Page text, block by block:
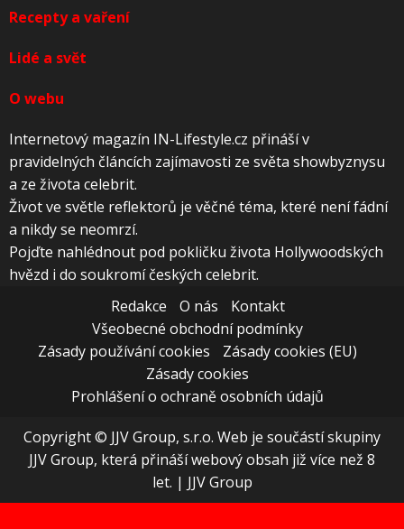
Recepty a vaření
Lidé a svět
O webu
Internetový magazín IN-Lifestyle.cz přináší v
pravidelných článcích zajímavosti ze světa showbyznysu
a ze života celebrit.
Život ve světle reflektorů je věčné téma, které není fádní
a nikdy se neomrzí.
Pojďte nahlédnout pod pokličku života Hollywoodských
hvězd i do soukromí českých celebrit.
Redakce
O nás
Kontakt
Všeobecné obchodní podmínky
Zásady používání cookies
Zásady cookies (EU)
Zásady cookies
Prohlášení o ochraně osobních údajů
Copyright © JJV Group, s.r.o. Web je součástí skupiny
JJV Group, která přináší webový obsah již více než 8
let. | JJV Group